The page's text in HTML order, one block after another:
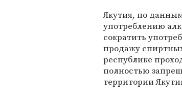
Якутия, по
употреблению
сократить
продажу
республике
полностью
территории